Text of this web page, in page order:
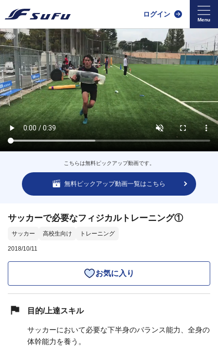
ログイン
こちらは無料ピックアップ動画です。
無料ピックアップ動画一覧はこちら
サッカーで必要なフィジカルトレーニング①
サッカー 高校生向け トレーニング
2018/10/11
お気に入り
目的/上達スキル
サッカーにおいて必要な下半身のバランス能力、全身の
体幹能力を養う。